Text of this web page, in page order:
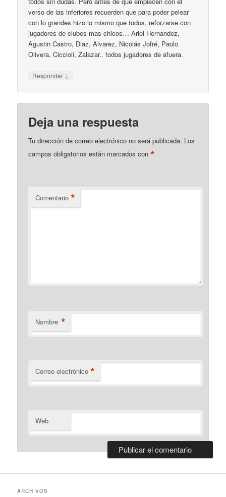
verso de las inferiores recuerden que para poder pelear
con lo grandes hizo lo mismo que todos, reforzarse con
jugadores de clubes mas chicos… Ariel Hernandez,
Agustin Castro, Diaz, Alvarez, Nicolás Jofré, Paolo
Olivera, Ciccioli, Zalazar.. todos jugadores de afuera.
Responder ↓
Deja una respuesta
Tu dirección de correo electrónico no será publicada. Los
campos obligatorios están marcados con*
Comentario *
Nombre *
Correo electrónico *
Web
ARCHIVOS